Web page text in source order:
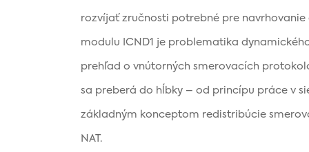
rozvíjať zručnosti potrebné pre
modulu ICND1 je problematika
prehľad o vnútorných smerovacích
sa preberá do hĺbky – od princípu práce v
základným konceptom redistribúcie
NAT.